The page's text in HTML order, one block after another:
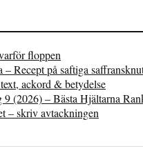
floppen
Recept på saftiga
ackord & betydelse
(2026) – Bästa Hjältarna
– skriv avtackningen